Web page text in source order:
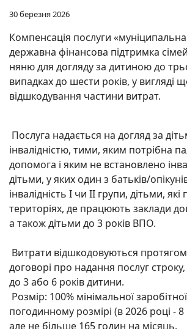
30 березня 2026
Компенсація послуги
державна фінансова підтримка
няню для догляду за дитиною до
випадках до шести років, у вигляді
відшкодування частини витрат.
Послуга надається на догляд за
інвалідністю, тими, яким потрібна
допомога і яким не встановлено
дітьми, у яких один з батьків/
інвалідність I чи II групи, дітьми,
територіях, де працюють заклади
а також дітьми до 3 років ВПО.
Витрати відшкодовуються
договорі про надання послуг
до 3 або 6 років дитини.
Розмір: 100% мінімальної
погодинному розмірі (в 2026 році -
але не більше 165 годин на місяць.